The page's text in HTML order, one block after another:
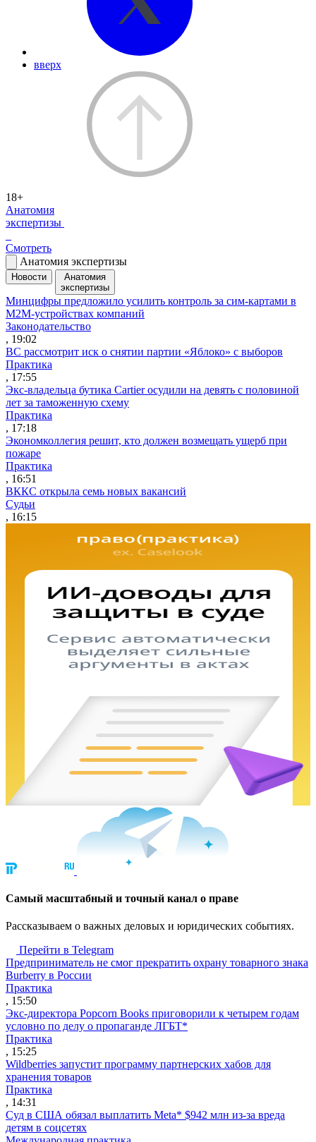
вверх
18+
Анатомия
экспертизы
Смотреть
Анатомия экспертизы
Новости
Анатомия
экспертизы
Минцифры предложило усилить контроль за сим-картами в
M2M-устройствах компаний
Законодательство
, 19:02
ВС рассмотрит иск о снятии партии «Яблоко» с выборов
Практика
, 17:55
Экс-владельца бутика Cartier осудили на девять с половиной
лет за таможенную схему
Практика
, 17:18
Экономколлегия решит, кто должен возмещать ущерб при
пожаре
Практика
, 16:51
ВККС открыла семь новых вакансий
Судьи
, 16:15
Cамый масштабный и точный канал о праве
Рассказываем о важных деловых и юридических событиях.
Перейти в Telegram
Предприниматель не смог прекратить охрану товарного знака
Burberry в России
Практика
, 15:50
Экс-директора Popcorn Books приговорили к четырем годам
условно по делу о пропаганде ЛГБТ*
Практика
, 15:25
Wildberries запустит программу партнерских хабов для
хранения товаров
Практика
, 14:31
Суд в США обязал выплатить Meta* $942 млн из-за вреда
детям в соцсетях